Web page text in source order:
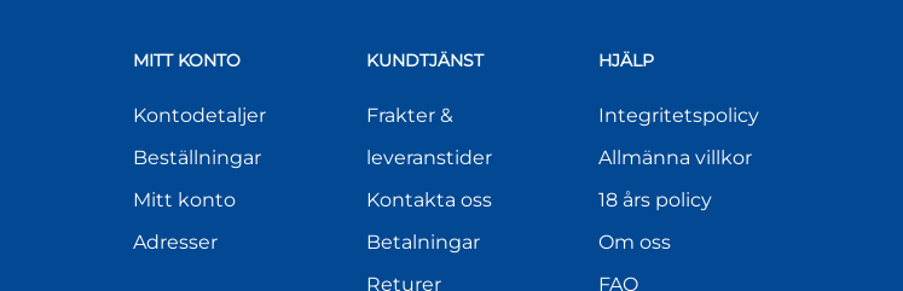
MITT KONTO
Kontodetaljer
Beställningar
Mitt konto
Adresser
KUNDTJÄNST
Frakter &
leveranstider
Kontakta oss
Betalningar
Returer
HJÄLP
Integritetspolicy
Allmänna villkor
18 års policy
Om oss
FAQ